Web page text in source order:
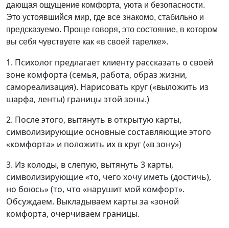
дающая ощущение комфорта, уюта и безопасности.
Это устоявшийся мир, где все знакомо, стабильно и
предсказуемо. Проще говоря, это состояние, в котором
вы себя чувствуете как «в своей тарелке».
1. Психолог предлагает клиенту рассказать о своей
зоне комфорта (семья, работа, образ жизни,
самореализация). Нарисовать круг («выложить из
шарфа, ленты) границы этой зоны.)
2. После этого, вытянуть в открытую карты,
символизирующие основные составляющие этого
«комфорта» и положить их в круг («в зону»)
3. Из колоды, в слепую, вытянуть 3 карты,
символизирующие «то, чего хочу иметь (достичь),
но боюсь» (то, что «нарушит мой комфорт».
Обсуждаем. Выкладываем карты за «зоной
комфорта, очерчиваем границы.